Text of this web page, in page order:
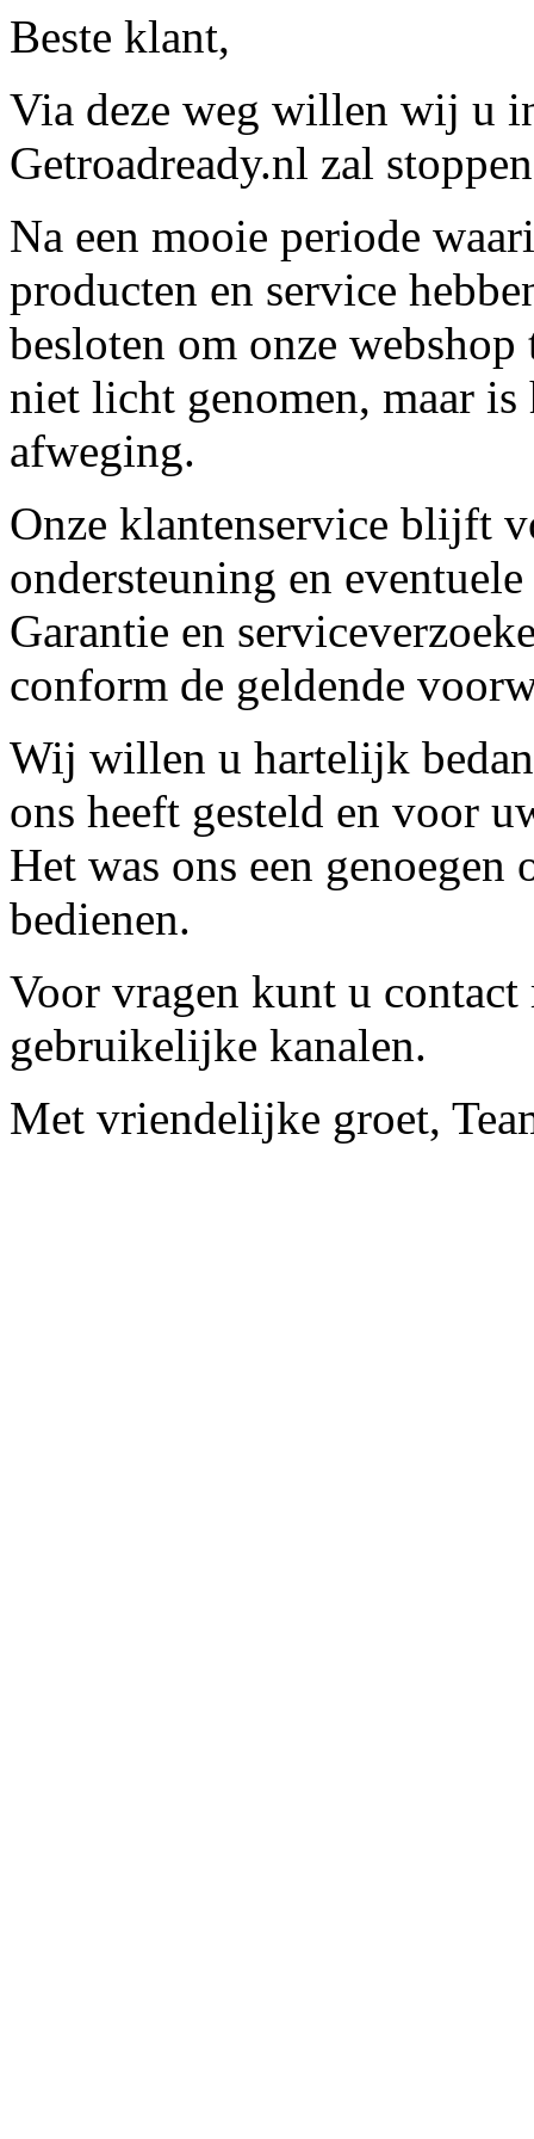
Beste klant,
Via deze weg willen wij u
Getroadready.nl zal
Na een mooie periode
producten en service
besloten om onze
niet licht genomen, maar
afweging.
Onze klantenservice blijft
ondersteuning en
Garantie en
conform de geldende
Wij willen u hartelijk
ons heeft gesteld en voor
Het was ons een
bedienen.
Voor vragen kunt u contact
gebruikelijke kanalen.
Met vriendelijke groet,